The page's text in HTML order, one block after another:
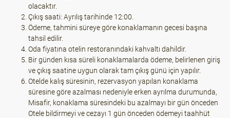
olacaktır.
Çıkış saati: Ayrılış tarihinde 12:00.
Ödeme, tahmini süreye göre konaklamanın gecesi başına
tahsil edilir.
Oda fiyatına otelin restoranındaki kahvaltı dahildir.
Bir günden kısa süreli konaklamalarda ödeme, belirlenen giriş
ve çıkış saatine uygun olarak tam çıkış günü için yapılır.
Otelde kalış süresinin, rezervasyon yapılan konaklama
süresine göre azalması nedeniyle erken ayrılma durumunda,
Misafir, konaklama süresindeki bu azalmayı bir gün önceden
Otele bildirmeyi ve cezayı 1 gün önceden ödemeyi taahhüt